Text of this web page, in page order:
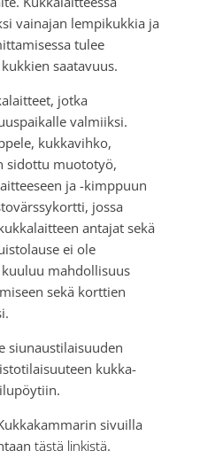
vainajan lempikukkia ja
tulee
saatavuus.
jotka
valmiiksi.
kukkavihko,
sidottu muototyö,
ja -kimppuun
jossa
antajat sekä
ei ole
mahdollisuus
sekä korttien
siunaustilaisuuden
kukka-
sivuilla
tästä linkistä.